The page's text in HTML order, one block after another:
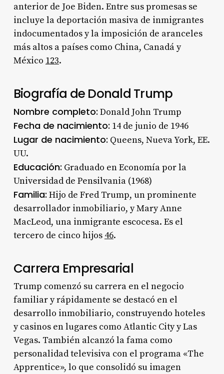
anterior de Joe Biden. Entre sus promesas se
incluye la deportación masiva de inmigrantes
indocumentados y la imposición de aranceles
más altos a países como China, Canadá y
México 123.
Biografía de Donald Trump
Nombre completo: Donald John Trump
Fecha de nacimiento: 14 de junio de 1946
Lugar de nacimiento: Queens, Nueva York, EE.
UU.
Educación: Graduado en Economía por la
Universidad de Pensilvania (1968)
Familia: Hijo de Fred Trump, un prominente
desarrollador inmobiliario, y Mary Anne
MacLeod, una inmigrante escocesa. Es el
tercero de cinco hijos 46.
Carrera Empresarial
Trump comenzó su carrera en el negocio
familiar y rápidamente se destacó en el
desarrollo inmobiliario, construyendo hoteles
y casinos en lugares como Atlantic City y Las
Vegas. También alcanzó la fama como
personalidad televisiva con el programa «The
Apprentice», lo que consolidó su imagen